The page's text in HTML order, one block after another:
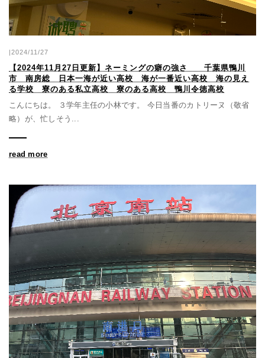
|2024/11/27
【2024年11月27日更新】ネーミングの癖の強さ 千葉県鴨川
市 南房総 日本一海が近い高校 海が一番近い高校 海の見え
る学校 寮のある私立高校 寮のある高校 鴨川令徳高校
こんにちは。 ３学年主任の小林です。 今日当番のカトリーヌ（敬省
略）が、忙しそう...
read more